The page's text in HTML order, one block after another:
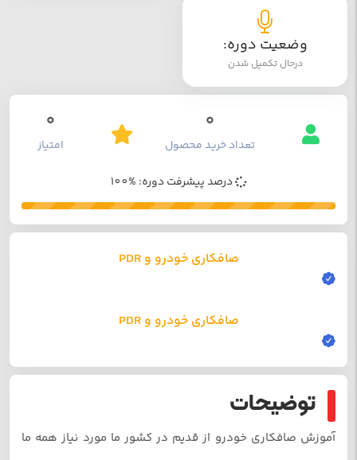
وضعیت دوره:
درحال تکمیل شدن
0
تعداد خرید محصول
0
امتیاز
درصد پیشرفت دوره: %100
صافکاری خودرو و PDR
صافکاری خودرو و PDR
توضیحات
آموزش صافکاری خودرو از قدیم در کشور ما مورد نیاز همه ما